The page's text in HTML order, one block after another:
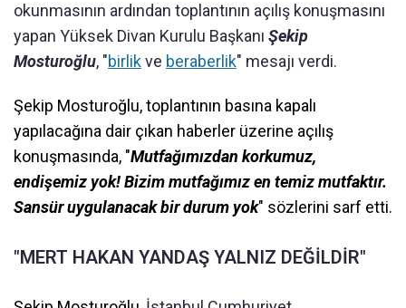
okunmasının ardından toplantının açılış konuşmasını
yapan Yüksek Divan Kurulu Başkanı Şekip
Mosturoğlu, "birlikve beraberlik" mesajı verdi.
Şekip Mosturoğlu, toplantının basına kapalı
yapılacağına dair çıkan haberler üzerine açılış
konuşmasında, "Mutfağımızdan korkumuz,
endişemiz yok! Bizim mutfağımız en temiz mutfaktır.
Sansür uygulanacak bir durum yok" sözlerini sarf etti.
"MERT HAKAN YANDAŞ YALNIZ DEĞİLDİR"